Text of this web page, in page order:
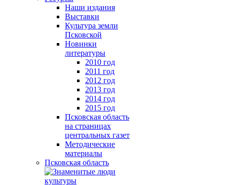
Наши издания
Выставки
Культура земли
Псковской
Новинки
литературы
2010 год
2011 год
2012 год
2013 год
2014 год
2015 год
Псковская область
на страницах
центральных газет
Методические
материалы
Псковская область